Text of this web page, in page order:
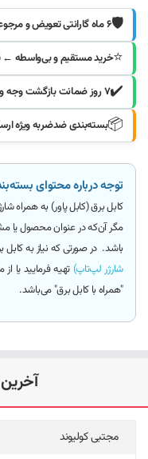
🛡️۶ ماه گارانتی تعویض و مرجوعی
⭐خرید مستقیم و بی‌واسطه ←
✔️۷ روز ضمانت بازگشت وجه و مرجوعی + ضمانت ترب
📦بسته‌بندی ضدضربه ویژه
توجه درباره محتوای
کابل برق (کابل پاور)به همراه
مگر آن‌کهدر عنوان محصول یا
باشد. در صورتی که نیاز به کابل
شارژر لپ‌تاپ) تهیه فرمایید یا
"همراه با کابل برق"می‌باشد.
مجتبی کولیوند